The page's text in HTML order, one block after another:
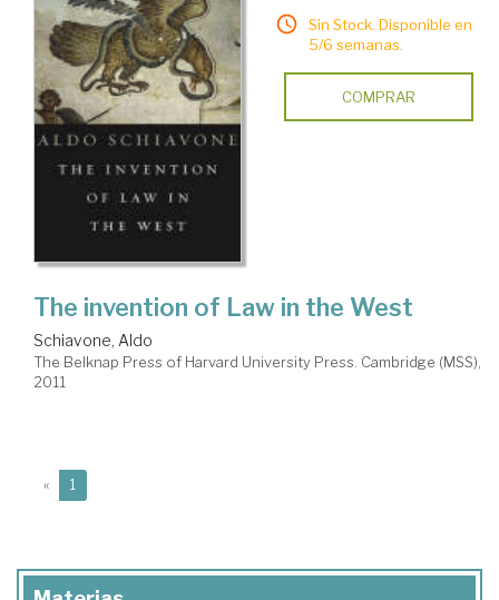
Sin Stock. Disponible en
5/6 semanas.
COMPRAR
The invention of Law in the West
Schiavone, Aldo
The Belknap Press of Harvard University Press. Cambridge (MSS),
2011
« 1